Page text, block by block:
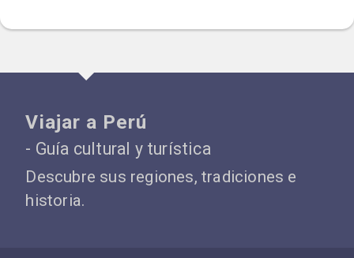
Viajar a Perú
- Guía cultural y turística
Descubre sus regiones, tradiciones e
historia.